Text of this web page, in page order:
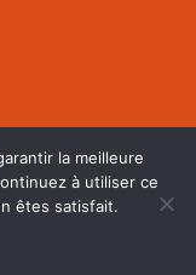
la meilleure
à utiliser ce
êtes satisfait.